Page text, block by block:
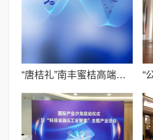
“唐桔礼”南丰蜜桔高端文创品牌，一颗“南丰蜜桔”的开元盛世！品牌宣传片发布